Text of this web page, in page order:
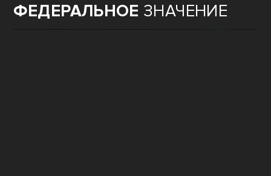
ФЕДЕРАЛЬНОЕ ЗНАЧЕНИЕ